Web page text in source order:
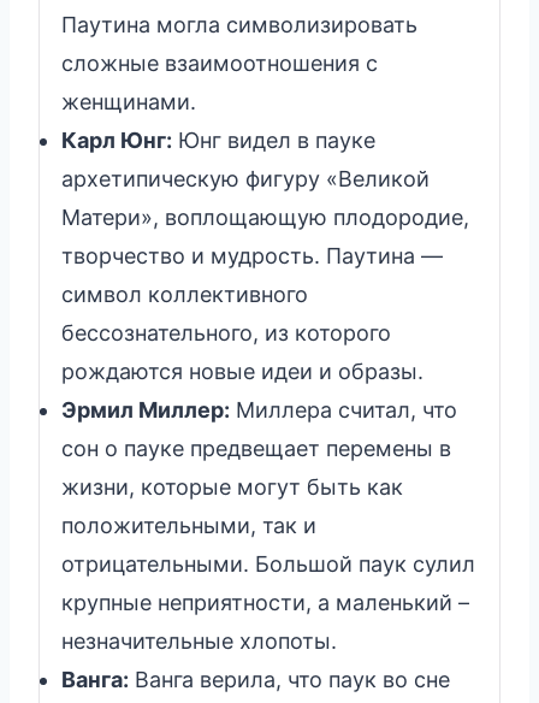
Паутина могла символизировать
сложные взаимоотношения с
женщинами.
Карл Юнг: Юнг видел в пауке
архетипическую фигуру «Великой
Матери», воплощающую плодородие,
творчество и мудрость. Паутина —
символ коллективного
бессознательного, из которого
рождаются новые идеи и образы.
Эрмил Миллер: Миллера считал, что
сон о пауке предвещает перемены в
жизни, которые могут быть как
положительными, так и
отрицательными. Большой паук сулил
крупные неприятности, а маленький –
незначительные хлопоты.
Ванга: Ванга верила, что паук во сне